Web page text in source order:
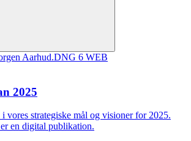
2025
vores strategiske mål og visioner for 2025.
en digital publikation.